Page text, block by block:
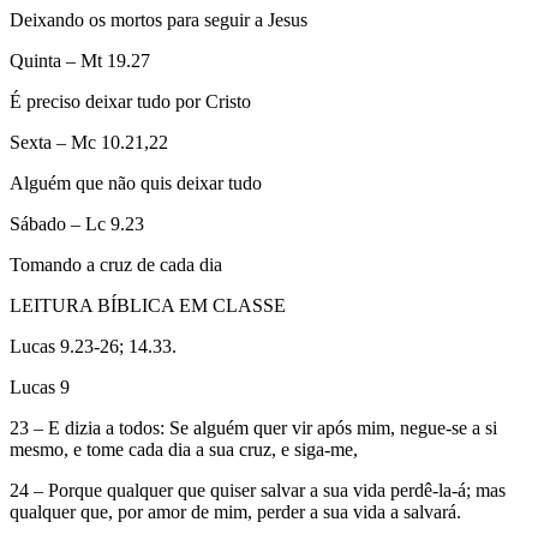
Deixando os mortos para seguir a Jesus
Quinta – Mt 19.27
É preciso deixar tudo por Cristo
Sexta – Mc 10.21,22
Alguém que não quis deixar tudo
Sábado – Lc 9.23
Tomando a cruz de cada dia
LEITURA BÍBLICA EM CLASSE
Lucas 9.23-26; 14.33.
Lucas 9
23 – E dizia a todos: Se alguém quer vir após mim, negue-se a si
mesmo, e tome cada dia a sua cruz, e siga-me,
24 – Porque qualquer que quiser salvar a sua vida perdê-la-á; mas
qualquer que, por amor de mim, perder a sua vida a salvará.